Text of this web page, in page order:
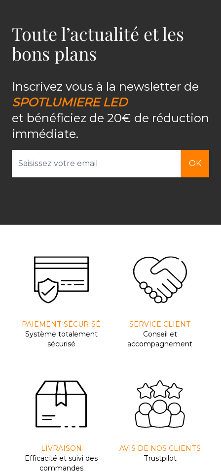
Toute l’actualité et les
bons plans
Inscrivez vous à la newsletter de
SPOTLUMIERE LED
et bénéficiez de 20€ de réduction
immédiate.
OK
PAIEMENT SÉCURISÉ
Système totalement
sécurisé
SERVICE CLIENT
Conseil et
accompagnement
LIVRAISON
Efﬁcacité et suivi des
commandes
AVIS DE NOS CLIENTS
Trustpilot